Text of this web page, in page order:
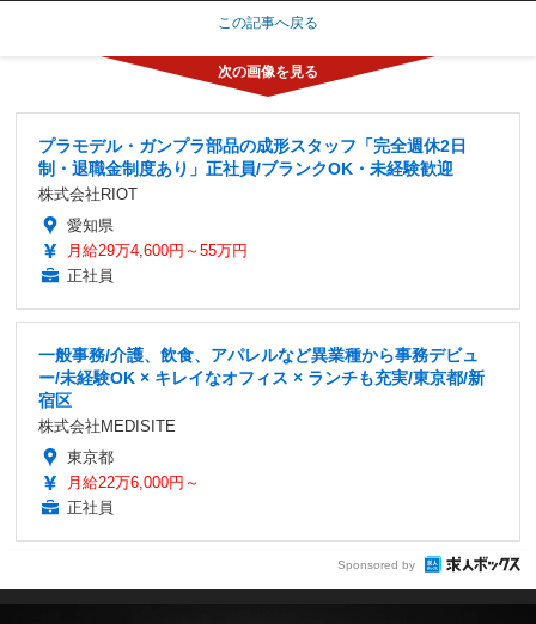
この記事へ戻る
プラモデル・ガンプラ部品の成形スタッフ「完全週休2日
制・退職金制度あり」正社員/ブランクOK・未経験歓迎
株式会社RIOT
愛知県
月給29万4,600円～55万円
正社員
一般事務/介護、飲食、アパレルなど異業種から事務デビュ
ー/未経験OK × キレイなオフィス × ランチも充実/東京都/新
宿区
株式会社MEDISITE
東京都
月給22万6,000円～
正社員
Sponsored by